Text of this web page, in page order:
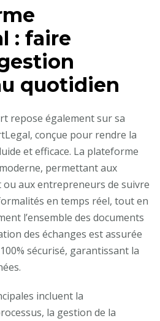
: faire
quotidien
repose également sur sa
conçue pour rendre la
et efficace. La plateforme
permettant aux
aux entrepreneurs de suivre
en temps réel, tout en
l’ensemble des documents
des échanges est assurée
sécurisé, garantissant la
incluent la
la gestion de la